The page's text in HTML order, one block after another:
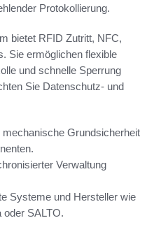
Protokollierung.
bietet RFID Zutritt, NFC,
Sie ermöglichen flexible
und schnelle Sperrung
Sie Datenschutz- und
Grundsicherheit
Verwaltung
Systeme und Hersteller wie
oder SALTO.